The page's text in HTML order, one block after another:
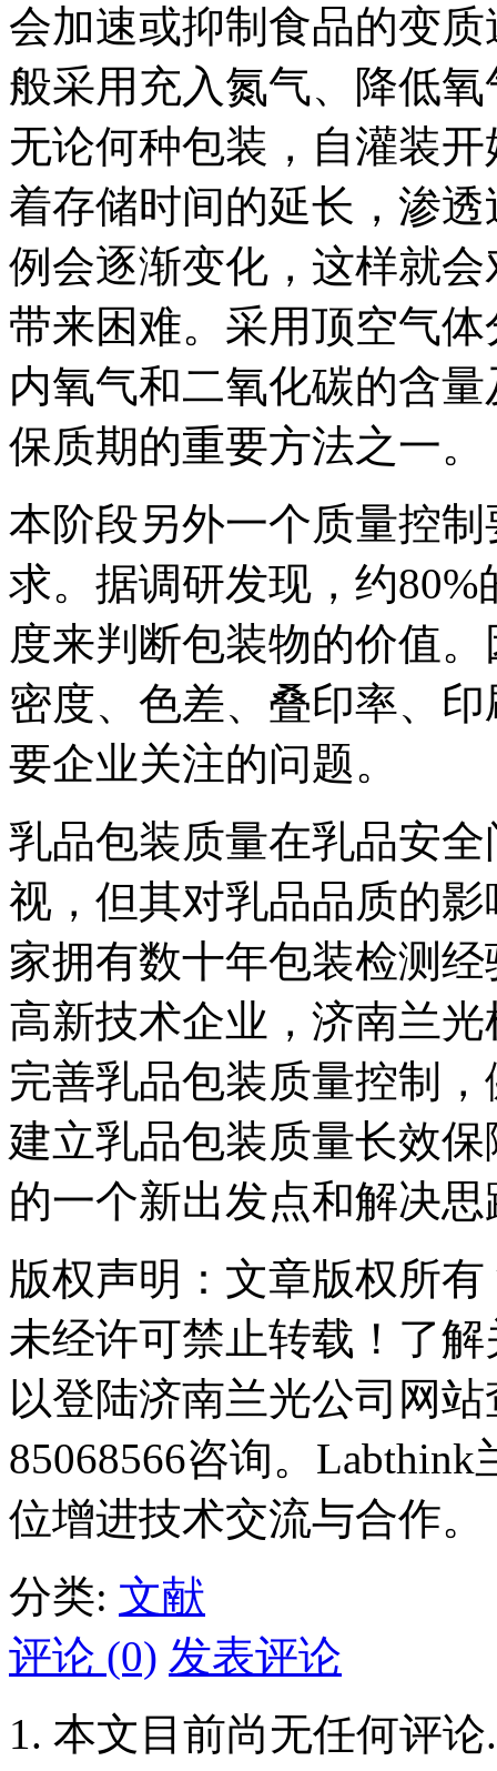
会加速或抑制食品的变
般采用充入氮气、降低
无论何种包装，自灌装
着存储时间的延长，渗
例会逐渐变化，这样就
带来困难。采用顶空气
内氧气和二氧化碳的含
保质期的重要方法之一。
本阶段另外一个质量控
求。据调研发现，约
度来判断包装物的价值
密度、色差、叠印率、
要企业关注的问题。
乳品包装质量在乳品安
视，但其对乳品品质的
家拥有数十年包装检测
高新技术企业，济南兰
完善乳品包装质量控制
建立乳品包装质量长效
的一个新出发点和解决思
版权声明：文章版权所
未经许可禁止转载！了
以登陆济南兰光公司网
85068566咨询。
位增进技术交流与合作。
分类: 文献
评论 (0) 发表评论
本文目前尚无任何评论.